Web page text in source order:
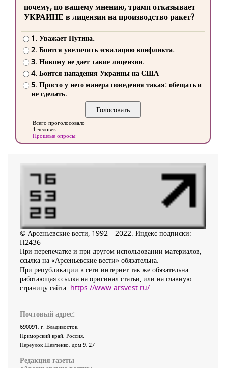
почему, по вашему мнению, трамп отказывает
УКРАИНЕ в лицензии на производство ракет?
1. Уважает Путина.
2. Боится увеличить эскалацию конфликта.
3. Никому не дает такие лицензии.
4. Боится нападения Украины на США
5. Просто у него манера поведения такая: обещать и
не сделать.
Всего проголосовало
1 человек
Прошлые опросы
© Арсеньевские вести, 1992—2022. Индекс подписки:
П2436
При перепечатке и при другом использовании материалов,
ссылка на «Арсеньевские вести» обязательна.
При републикации в сети интернет так же обязательна
работающая ссылка на оригинал статьи, или на главную
страницу сайта: https://www.arsvest.ru/
Почтовый адрес:
690091, г. Владивосток,
Приморский край, Россия.
Переулок Шевченко, дом 9, 27
Редакция газеты